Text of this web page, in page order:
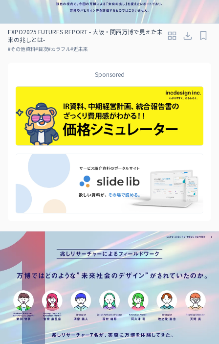
EXPO2025 FUTURES REPORT - 大阪・関西万博で見えた未
来の兆しとは-
#その他資料#目次#カラフル#近未来
Sponsored